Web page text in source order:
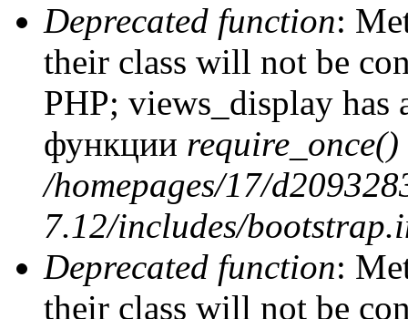
Deprecated function:
their class will not be
PHP; views_display has
функции require_once()
/homepages/17/
7.12/includes/
Deprecated function:
their class will not be